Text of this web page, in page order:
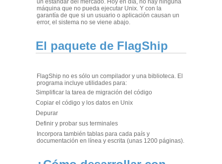
un estándar del mercado. Hoy en día, no hay ninguna
máquina que no pueda ejecutar Unix. Y con la
garantía de que si un usuario o aplicación causan un
error, el sistema no se viene abajo.
El paquete de FlagShip
FlagShip no es sólo un compilador y una biblioteca. El
programa incluye utilidades para:
Simplificar la tarea de migración del código
Copiar el código y los datos en Unix
Depurar
Definir y probar sus terminales
Incorpora también tablas para cada país y
documentación en línea y escrita (unas 1200 páginas).